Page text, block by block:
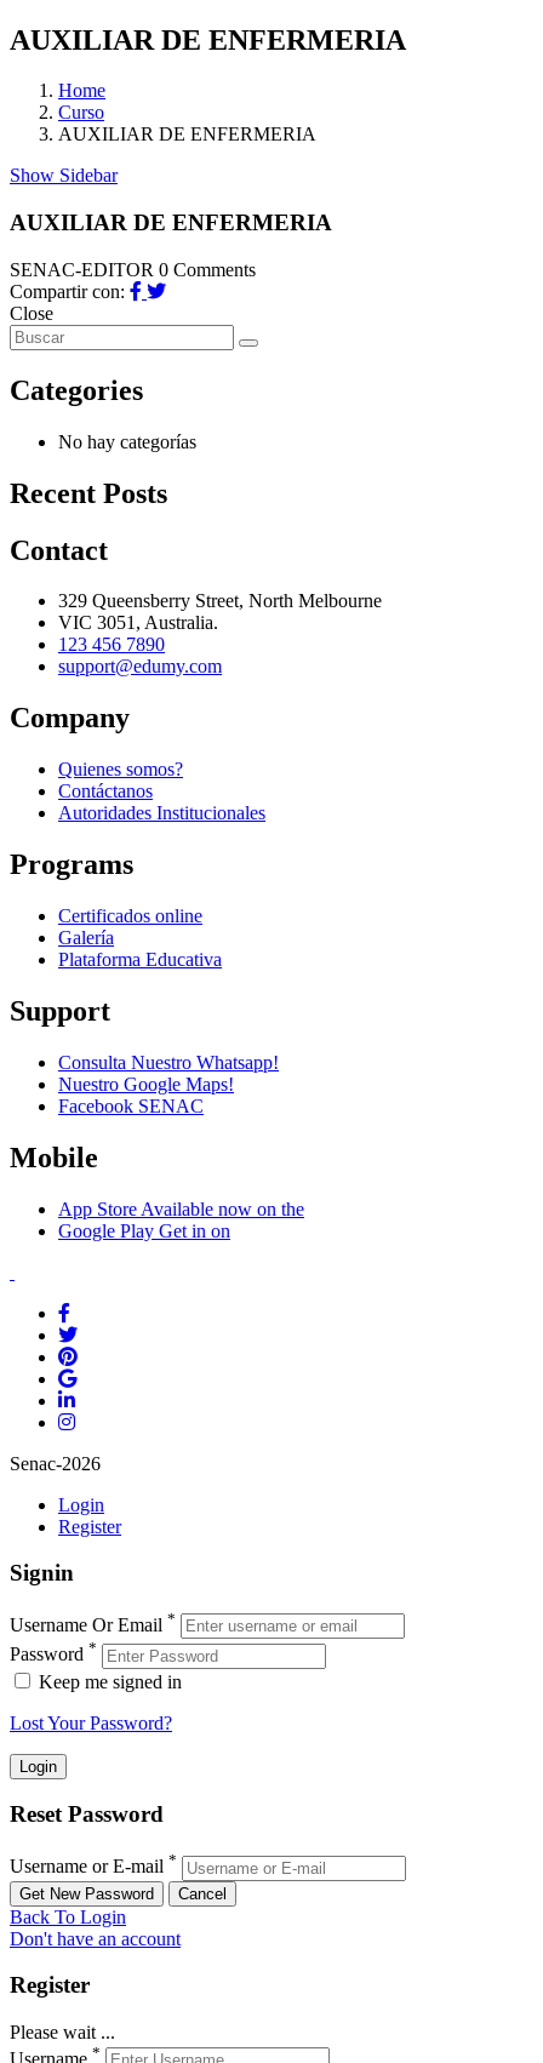
AUXILIAR DE ENFERMERIA
Home
Curso
AUXILIAR DE ENFERMERIA
Show Sidebar
AUXILIAR DE ENFERMERIA
SENAC-EDITOR 0 Comments
Compartir con:
Close
Categories
No hay categorías
Recent Posts
Contact
329 Queensberry Street, North Melbourne
VIC 3051, Australia.
123 456 7890
support@edumy.com
Company
Quienes somos?
Contáctanos
Autoridades Institucionales
Programs
Certificados online
Galería
Plataforma Educativa
Support
Consulta Nuestro Whatsapp!
Nuestro Google Maps!
Facebook SENAC
Mobile
App Store Available now on the
Google Play Get in on
Senac-2026
Login
Register
Signin
Username Or Email *
Password *
Keep me signed in
Lost Your Password?
Reset Password
Username or E-mail *
Back To Login
Don't have an account
Register
Please wait ...
*